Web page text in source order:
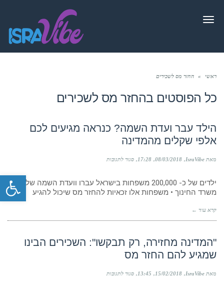
תפריט
ראשי » החזר מס לשכירים
כל הפוסטים בהחזר מס לשכירים
הילד עבר ועדת השמה? כנראה מגיעים לכם
אלפי שקלים מהמדינה
מאת IsraVibe 08/03/2018
17:28 סגור לתגובות
ועדת
השמה?
אלפי
מהמדינה
ילדים של כ- 200,000 משפחות בישראל עברו וועדת השמה של
משרד החינוך • משפחות אלו זכאיות להחזר מס שיכול להגיע
קרא עוד ←
"המדינה מחזירה, רק תבקשו": השכירים הבינו
שמגיע להם החזר מס
מאת IsraVibe 15/02/2018
13:45 סגור לתגובות
פתח